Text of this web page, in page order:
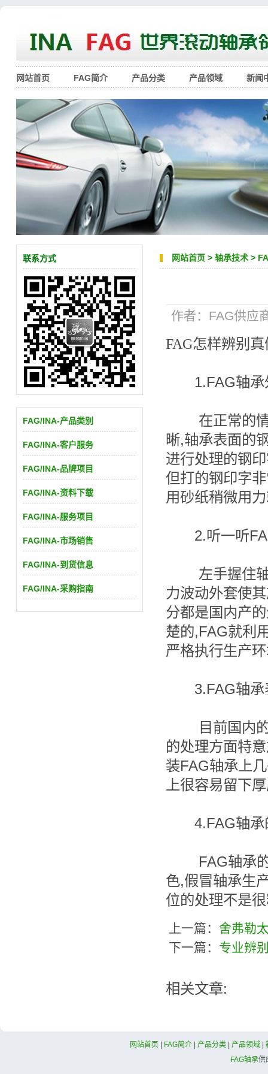
网站首页 FAG简介 产品分类 产品领域 新闻
网站首页 > 轴承技术 >
作者：FAG供应
FAG怎样辨别
1.FAG轴承
在正常的情
晰,轴承表面的
进行处理的钢
但打的钢印字
用砂纸稍微用
2.听一听
左手握住轴
力波动外套使
分都是国内产
楚的,FAG就利
严格执行生产
3.FAG轴承
目前国内的
的处理方面特
装FAG轴承上
上很容易留下
4.FAG轴承
FAG轴承的
色,假冒轴承生
位的处理不是
上一篇： 舍弗勒
下一篇： 专业辨
相关文章:
联系方式
FAG/INA-产品类别
FAG/INA-客户服务
FAG/INA-品牌项目
FAG/INA-资料下载
FAG/INA-服务项目
FAG/INA-市场销售
FAG/INA-到货信息
FAG/INA-采购指南
网站首页 FAG简介 产品分类 产品领域
FAG轴承供